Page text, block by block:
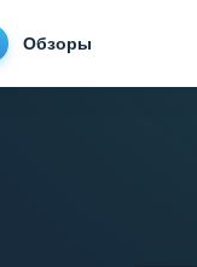
Обзоры